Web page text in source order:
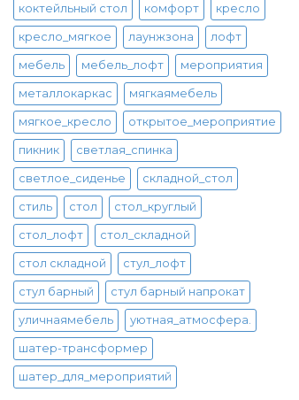
коктейльный стол комфорт кресло
кресло_мягкое лаунжзона лофт
мебель мебель_лофт мероприятия
металлокаркас мягкаямебель
мягкое_кресло открытое_мероприятие
пикник светлая_спинка
светлое_сиденье складной_стол
стиль стол стол_круглый
стол_лофт стол_складной
стол складной стул_лофт
стул барный стул барный напрокат
уличнаямебель уютная_атмосфера.
шатер-трансформер
шатер_для_мероприятий